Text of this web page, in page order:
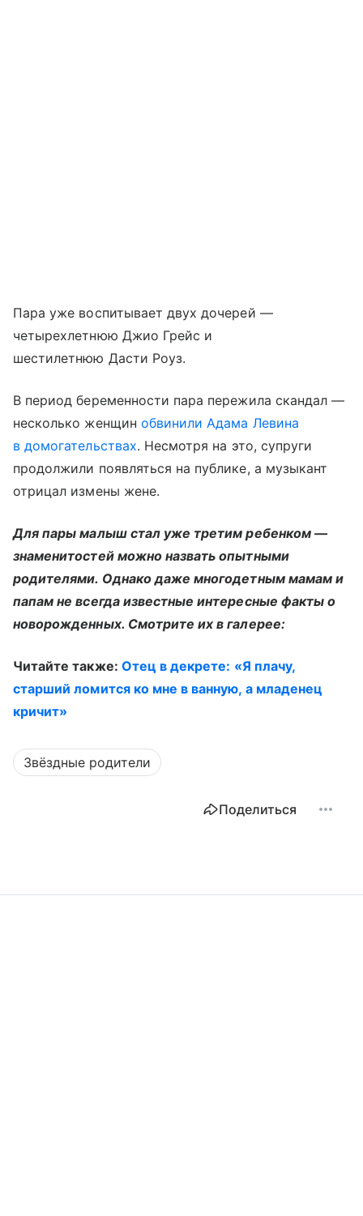
Пара уже воспитывает двух дочерей —
четырехлетнюю Джио Грейс и
шестилетнюю Дасти Роуз.
В период беременности пара пережила скандал —
несколько женщин обвинили Адама Левина
в домогательствах. Несмотря на это, супруги
продолжили появляться на публике, а музыкант
отрицал измены жене.
Для пары малыш стал уже третим ребенком —
знаменитостей можно назвать опытными
родителями. Однако даже многодетным мамам и
папам не всегда известные интересные факты о
новорожденных. Смотрите их в галерее:
Читайте также: Отец в декрете: «Я плачу,
старший ломится ко мне в ванную, а младенец
кричит»
Звёздные родители
Поделиться